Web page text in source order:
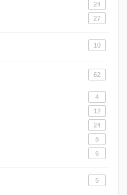
24
27
10
62
4
12
24
8
6
5